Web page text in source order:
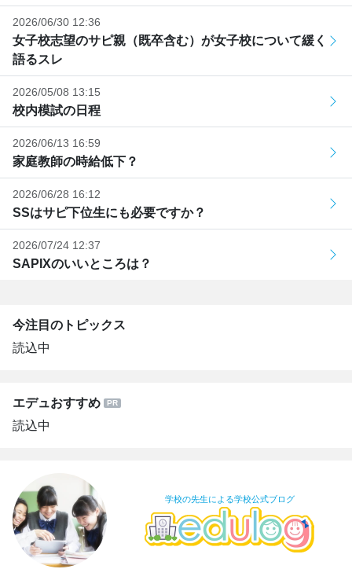
2026/06/30 12:36
女子校志望のサピ親（既卒含む）が女子校について緩く
語るスレ
2026/05/08 13:15
校内模試の日程
2026/06/13 16:59
家庭教師の時給低下？
2026/06/28 16:12
SSはサピ下位生にも必要ですか？
2026/07/24 12:37
SAPIXのいいところは？
今注目のトピックス
読込中
エデュおすすめ
読込中
学校の先生による学校公式ブログ